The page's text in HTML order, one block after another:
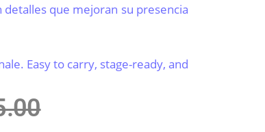
que mejoran su presencia
Easy to carry, stage-ready, and